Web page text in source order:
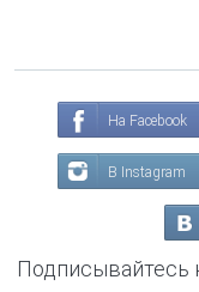
На Facebook
В Instagram
Подписывайтесь